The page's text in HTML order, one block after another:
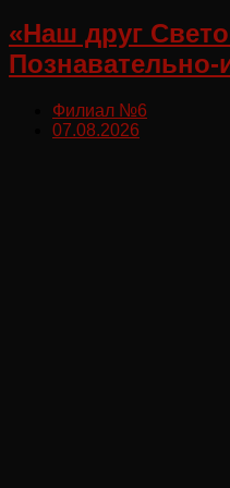
«Наш друг
Филиал №6
07.08.2026